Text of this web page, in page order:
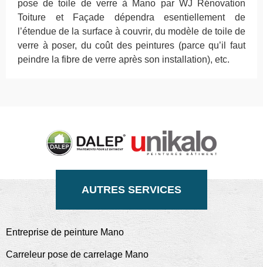
pose de toile de verre à Mano par WJ Rénovation
Toiture et Façade dépendra esentiellement de
l’étendue de la surface à couvrir, du modèle de toile de
verre à poser, du coût des peintures (parce qu’il faut
peindre la fibre de verre après son installation), etc.
AUTRES SERVICES
Entreprise de peinture Mano
Carreleur pose de carrelage Mano